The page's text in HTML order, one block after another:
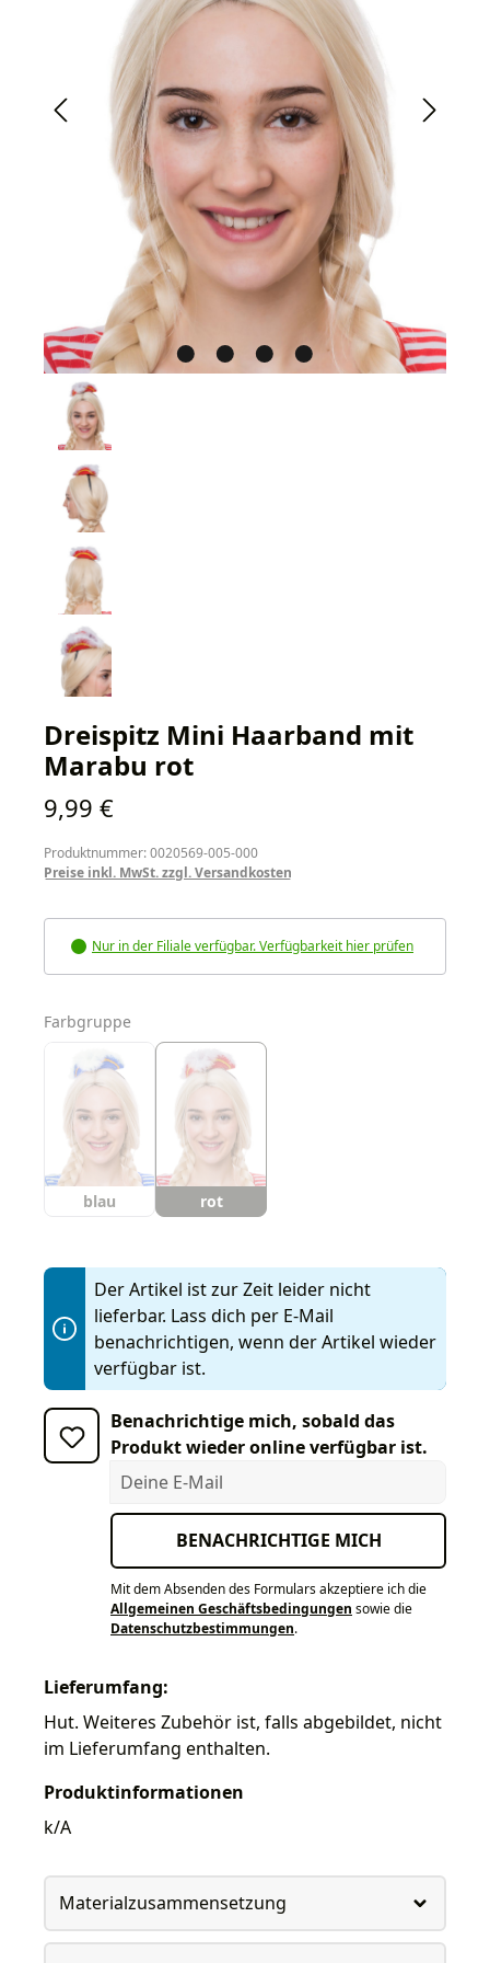
Dreispitz Mini Haarband mit
Marabu rot
Regulärer Preis:
9,99 €
Produktnummer: 0020569-005-000
Preise inkl. MwSt. zzgl. Versandkosten
Nur in der Filiale verfügbar. Verfügbarkeit hier prüfen
Farbgruppe
blau rot
Der Artikel ist zur Zeit leider nicht
lieferbar. Lass dich per E-Mail
benachrichtigen, wenn der Artikel wieder
verfügbar ist.
Benachrichtige mich, sobald das
Produkt wieder online verfügbar ist.
Deine E-Mail
BENACHRICHTIGE MICH
Mit dem Absenden des Formulars akzeptiere ich die
Allgemeinen Geschäftsbedingungen sowie die
Datenschutzbestimmungen.
Lieferumfang:
Hut. Weiteres Zubehör ist, falls abgebildet, nicht
im Lieferumfang enthalten.
Produktinformationen
k/A
Materialzusammensetzung